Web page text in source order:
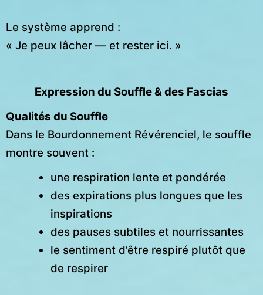
Le système apprend :
« Je peux lâcher — et rester ici. »
Expression du Souffle & des Fascias
Qualités du Souffle
Dans le Bourdonnement Révérenciel, le souffle
montre souvent :
une respiration lente et pondérée
des expirations plus longues que les
inspirations
des pauses subtiles et nourrissantes
le sentiment d’être respiré plutôt que
de respirer